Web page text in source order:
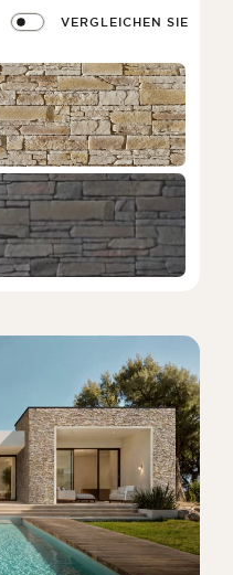
VERGLEICHEN SIE